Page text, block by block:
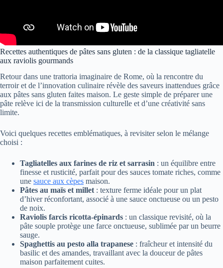
Recettes authentiques de pâtes sans gluten : de la classique tagliatelle
aux raviolis gourmands
Retour dans une trattoria imaginaire de Rome, où la rencontre du
terroir et de l’innovation culinaire révèle des saveurs inattendues grâce
aux pâtes sans gluten faites maison. Le geste simple de préparer une
pâte relève ici de la transmission culturelle et d’une créativité sans
limite.
Voici quelques recettes emblématiques, à revisiter selon le mélange
choisi :
Tagliatelles aux farines de riz et sarrasin : un équilibre entre
finesse et rusticité, parfait pour des sauces tomate riches, comme
une sauce aux cèpes maison.
Pâtes au maïs et millet : texture ferme idéale pour un plat
d’hiver réconfortant, associé à une sauce onctueuse ou un pesto
de noix.
Raviolis farcis ricotta-épinards : un classique revisité, où la
pâte souple protège une farce onctueuse, sublimée par un beurre
sauge.
Spaghettis au pesto alla trapanese : fraîcheur et intensité du
basilic et des amandes, travaillant avec la douceur de pâtes
maison parfaitement cuites.